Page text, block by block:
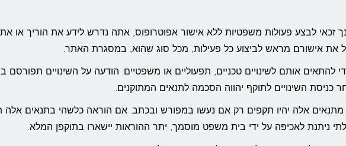
לגיל 18 או שאינך זכאי לבצע פעולות משפטיות ללא אישור אפוטרופוס, אתה נדרש לידע את הוריך או את
את אישורם מראש לביצוע כל פעילות, מכל סוג שהוא, במסגרת האתר.
להתאים אותם לשינויים טכניים, תפעוליים או משפטיים. הודעה על השינויים תפורסם
השינויים לתוקף יהווה הסכמה לתנאים המתוקנים.
מתנאים אלה יהיו תקפים רק אם נעשו במפורש ובכתב. אם הוראה כלשהי בתנאים אלה
ניתנת לאכיפה על ידי בית משפט מוסמך, יתר ההוראות יישארו בתוקפן המלא.